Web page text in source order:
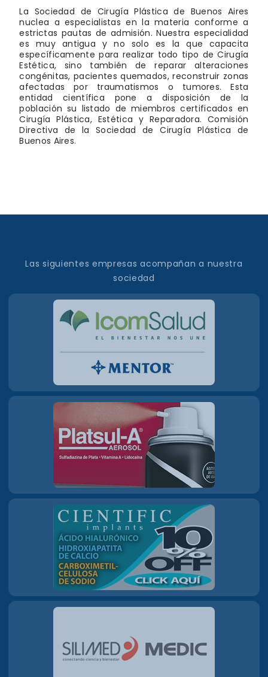
La Sociedad de Cirugía Plástica de Buenos Aires
nuclea a especialistas en la materia conforme a
estrictas pautas de admisión. Nuestra especialidad
es muy antigua y no solo es la que capacita
específicamente para realizar todo tipo de Cirugía
Estética, sino también de reparar alteraciones
congénitas, pacientes quemados, reconstruir zonas
afectadas por traumatismos o tumores. Esta
entidad científica pone a disposición de la
población su listado de miembros certificados en
Cirugía Plástica, Estética y Reparadora. Comisión
Directiva de la Sociedad de Cirugía Plástica de
Buenos Aires.
Las siguientes empresas acompañan a nuestra
sociedad